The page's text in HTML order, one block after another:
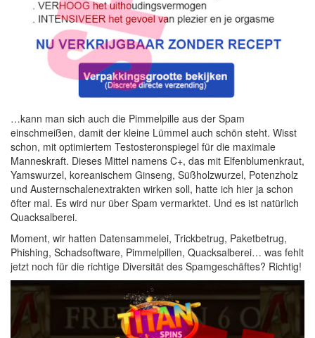
…kann man sich auch die Pimmelpille aus der Spam
einschmeißen, damit der kleine Lümmel auch schön steht. Wisst
schon, mit optimiertem Testosteronspiegel für die maximale
Manneskraft. Dieses Mittel namens C+, das mit Elfenblumenkraut,
Yamswurzel, koreanischem Ginseng, Süßholzwurzel, Potenzholz
und Austernschalenextrakten wirken soll, hatte ich hier ja schon
öfter mal. Es wird nur über Spam vermarktet. Und es ist natürlich
Quacksalberei.
Moment, wir hatten Datensammelei, Trickbetrug, Paketbetrug,
Phishing, Schadsoftware, Pimmelpillen, Quacksalberei… was fehlt
jetzt noch für die richtige Diversität des Spamgeschäftes? Richtig!